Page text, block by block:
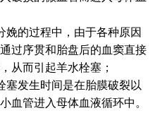
娩的过程中，由于各种原因
过序贯和胎盘后的血窦直接
从而引起羊水栓塞；
塞发生时间是在胎膜破裂以
血管进入母体血液循环中。